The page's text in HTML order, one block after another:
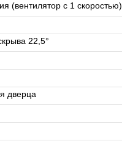
(вентилятор с 1 скоростью)
22,5°
дверца